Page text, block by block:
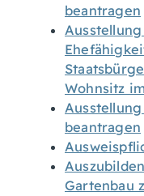
beantragen
Wohnsitz
beantragen
Gartenbau